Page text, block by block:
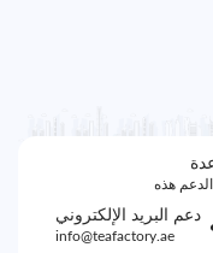
هذه
دعم البريد الإلكتروني
info@teafactory.ae